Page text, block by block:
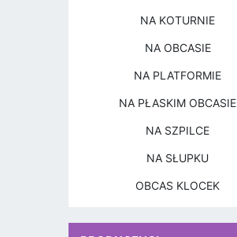
NA KOTURNIE
NA OBCASIE
NA PLATFORMIE
NA PŁASKIM OBCASIE
NA SZPILCE
NA SŁUPKU
OBCAS KLOCEK